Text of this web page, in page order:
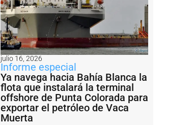
julio 16, 2026
Informe especial
Ya navega hacia Bahía Blanca la
flota que instalará la terminal
offshore de Punta Colorada para
exportar el petróleo de Vaca
Muerta